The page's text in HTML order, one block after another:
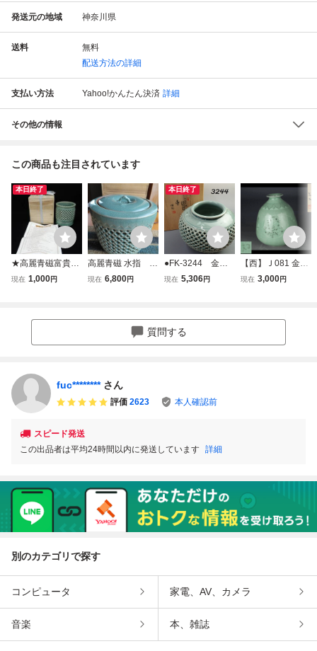
発送元の地域 神奈川県
送料
無料
配送方法の詳細
支払い方法 Yahoo!かんたん決済 詳細
その他の情報
この商品も注目されています
本日終了
★高麗青磁富貴紋
透刻 金浩龍得如
現在 1,000円
高麗青磁 水指 雲
鶴象嵌 金浩龍
夏のお点前 鶴
現在 6,800円
本日終了
●FK-3244 金浩
龍（得如）造 高
20250731
現在 5,306円
【西】Ｊ081 金浩
龍（得如）造 高麗
現在 3,000円
質問する
fuc******** さん
評価 2623 本人確認前
スピード発送
この出品者は平均24時間以内に発送しています 詳細
別のカテゴリで探す
コンピュータ 家電、AV、カメラ
音楽 本、雑誌